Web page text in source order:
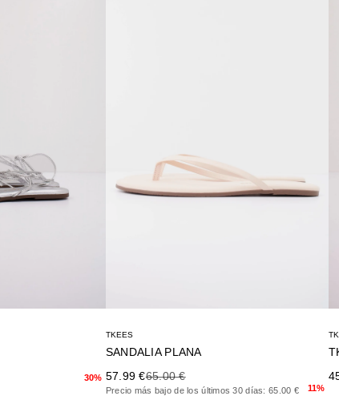
30%
TKEES
SANDALIA PLANA
Precio de oferta
57.99 €Precio anterior
65.00 €
Precio más bajo de los últimos 30 días: 65.00 € 11%